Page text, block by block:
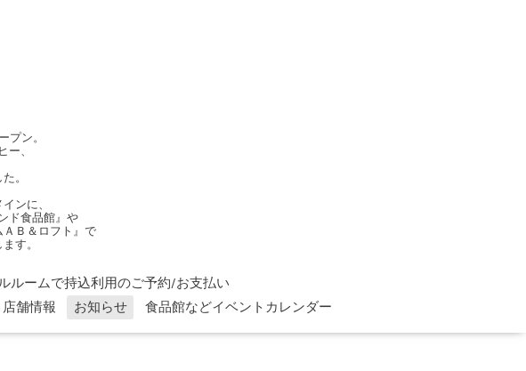
プン。
ー、
。
インに、
ド食品館』や
Ｂ＆ロフト』で
す。
ルームで持込利用のご予約/お支払い
店舗情報 お知らせ 食品館などイベントカレンダー